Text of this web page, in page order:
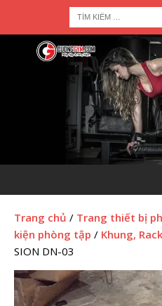
Trang chủ / Trang thiết bị
kiện phòng tập / Khung,
SION DN-03